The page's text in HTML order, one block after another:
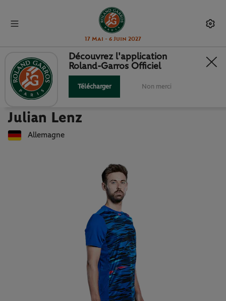
17 Mai - 6 Juin 2027
Retour à la liste des joueuses et joueurs
JULIAN LENZ : FICHE JOUEUR
Julian Lenz
Allemagne
Découvrez l'application
Roland-Garros Officiel
Télécharger Non merci